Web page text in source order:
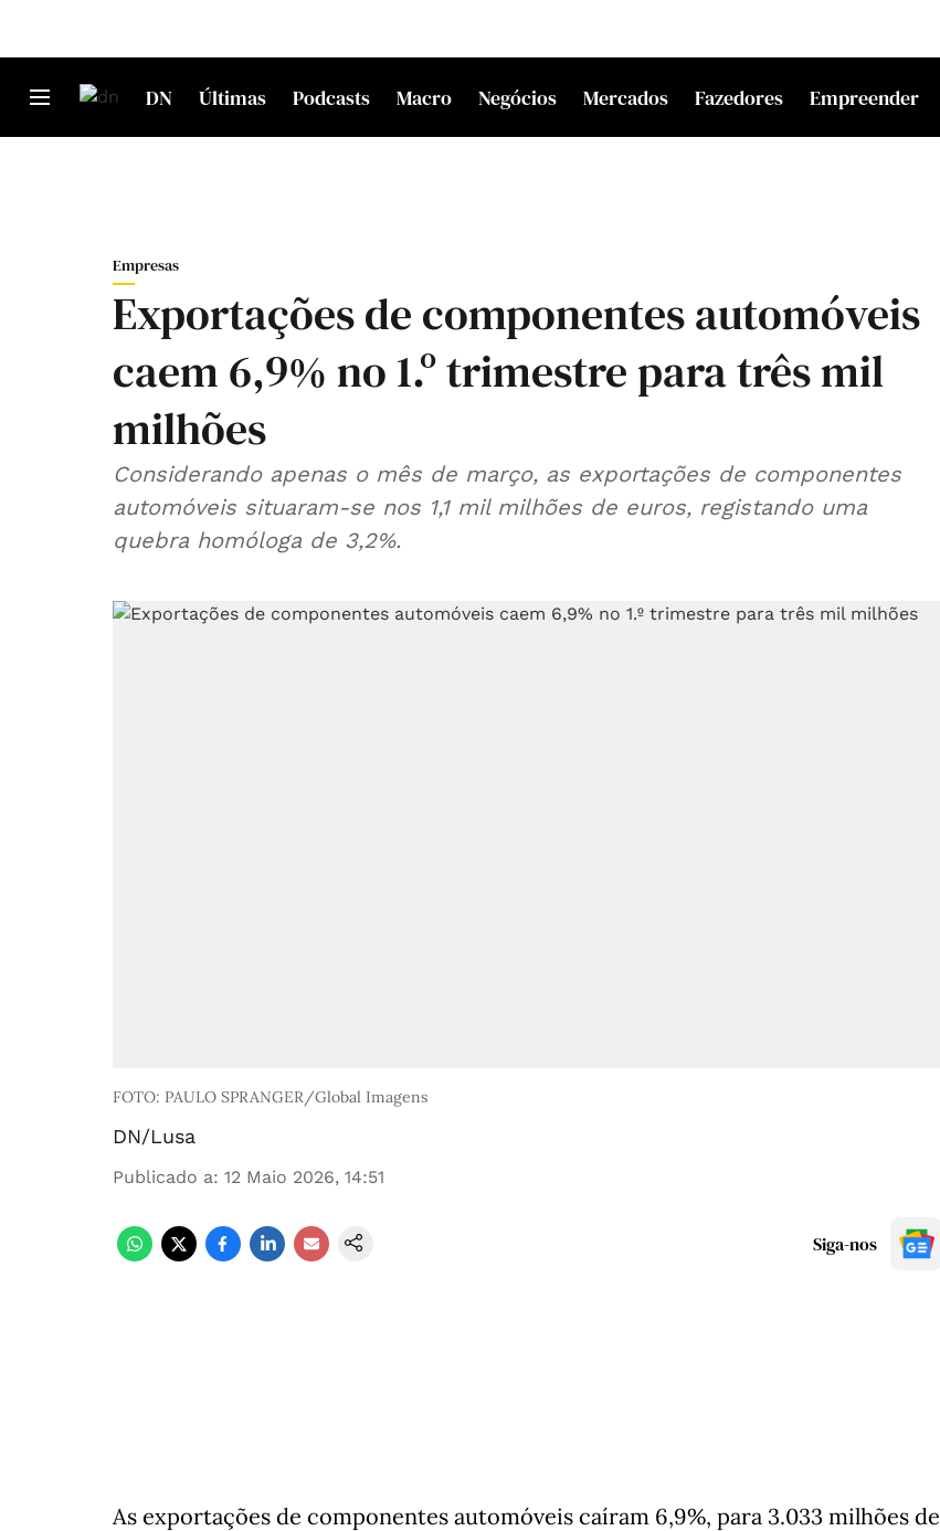
DN Últimas Podcasts Macro Negócios Mercados Fazedores Empreender
Empresas
Exportações de componentes automóveis
caem 6,9% no 1.º trimestre para três mil
milhões
Considerando apenas o mês de março, as exportações de componentes
automóveis situaram-se nos 1,1 mil milhões de euros, registando uma
quebra homóloga de 3,2%.
FOTO: PAULO SPRANGER/Global Imagens
DN/Lusa
Publicado a: 12 Maio 2026, 14:51
Siga-nos
As exportações de componentes automóveis caíram 6,9%, para 3.033 milhões de